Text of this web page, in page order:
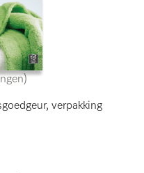
verpakking